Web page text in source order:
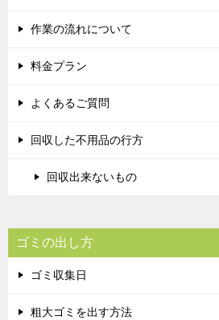
作業の流れについて
料金プラン
よくあるご質問
回収した不用品の行方
回収出来ないもの
ゴミの出し方
ゴミ収集日
粗大ゴミを出す方法